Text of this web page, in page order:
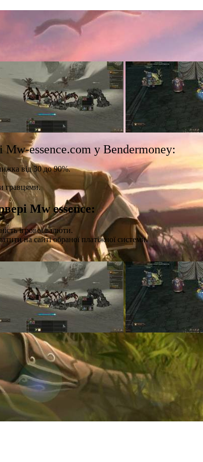
essence.com у Bendermoney:
від 30 до 90%.
гравцями.
Mw essence:
ігрової валюти.
на сайті обраної платіжної системи.